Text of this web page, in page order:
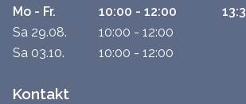
Mo - Fr. 10:00 - 12:00
Sa 29.08.
10:00 - 12:00
Sa 03.10.
10:00 - 12:00
Kontakt